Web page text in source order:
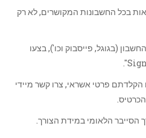
בכל החשבונות המקושרים, לא רק
(בגוגל, פייסבוק וכו'), בצעו
פרטי אשראי, צרו קשר מיידי
הסייבר הלאומי במידת הצורך.